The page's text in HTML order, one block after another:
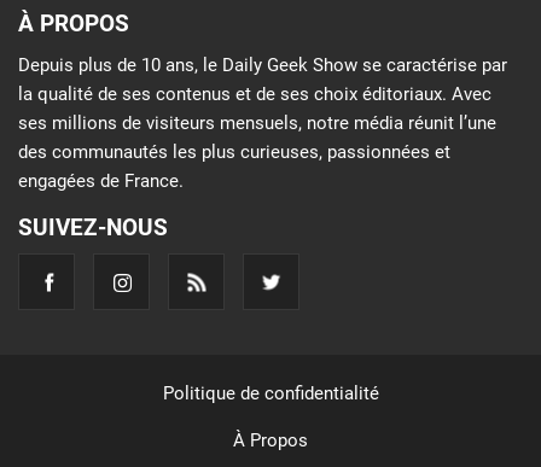
À PROPOS
Depuis plus de 10 ans, le Daily Geek Show se caractérise par
la qualité de ses contenus et de ses choix éditoriaux. Avec
ses millions de visiteurs mensuels, notre média réunit l’une
des communautés les plus curieuses, passionnées et
engagées de France.
SUIVEZ-NOUS
Politique de confidentialité
À Propos